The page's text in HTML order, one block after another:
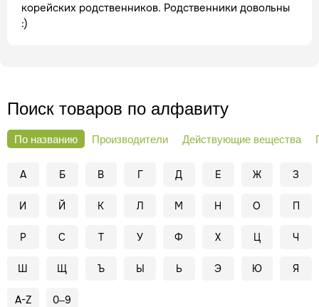
корейских родственников. Родственники довольны
:)
Поиск товаров по алфавиту
По названию Производители Действующие вещества
А Б В Г Д Е Ж З
И Й К Л М Н О П
Р С Т У Ф Х Ц Ч
Ш Щ Ъ Ы Ь Э Ю Я
A-Z 0–9